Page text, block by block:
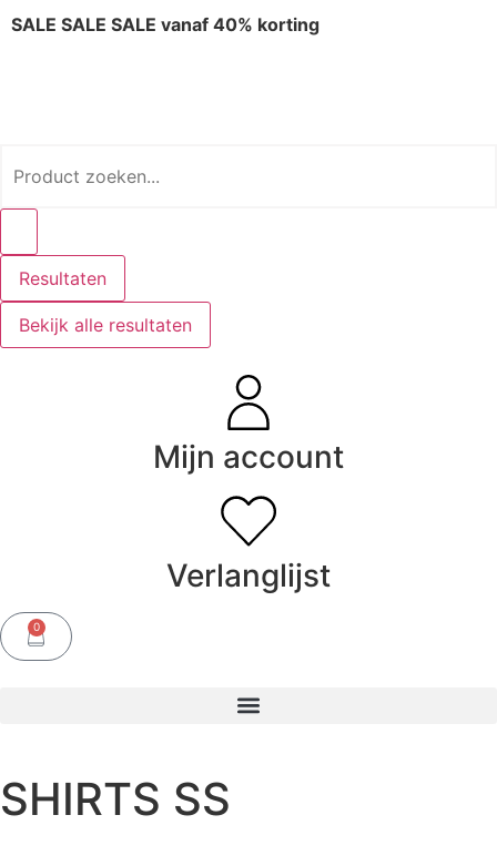
SALE SALE SALE vanaf 40% korting
Resultaten
Bekijk alle resultaten
Mijn account
Verlanglijst
0
SHIRTS SS